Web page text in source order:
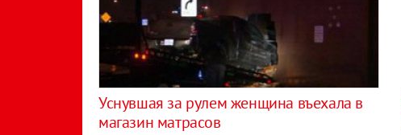
Уснувшая за рулем женщина въехала в
магазин матрасов